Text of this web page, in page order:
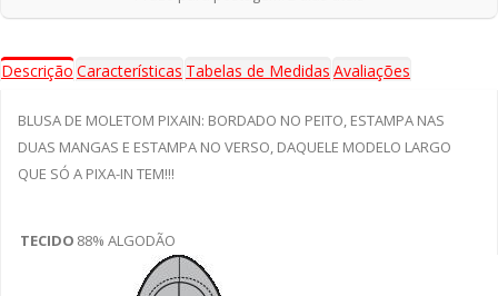
Descrição Características Tabelas de Medidas Avaliações
BLUSA DE MOLETOM PIXAIN: BORDADO NO PEITO, ESTAMPA NAS
DUAS MANGAS E ESTAMPA NO VERSO, DAQUELE MODELO LARGO
QUE SÓ A PIXA-IN TEM!!!
TECIDO 88% ALGODÃO